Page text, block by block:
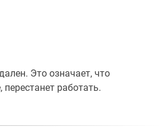
Это означает, что
работать.